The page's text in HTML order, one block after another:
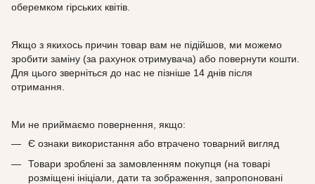
оберемком гірських квітів.
Якщо з якихось причин товар вам не підійшов, ми можемо
зробити заміну (за рахунок отримувача) або повернути кошти.
Для цього зверніться до нас не пізніше 14 днів після
отримання.
Ми не приймаємо повернення, якщо:
Є ознаки використання або втрачено товарний вигляд
Товари зроблені за замовленням покупця (на товарі
розміщені ініціали, дати та зображення, запропоновані